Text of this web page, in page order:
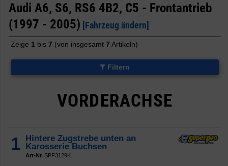
Audi A6, S6, RS6 4B2, C5 - Frontantrieb
(1997 - 2005)
[Fahrzeug ändern]
Zeige 1 bis 7 (von insgesamt 7 Artikeln)
Filtern
VORDERACHSE
1 Hintere Zugstrebe unten an
Karosserie Buchsen
Art-Nr. SPF3129K